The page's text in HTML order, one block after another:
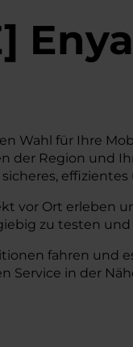
]
Wahl für Ihre
der Region und
vor Ort erleben
zu testen
fahren und
Service in der